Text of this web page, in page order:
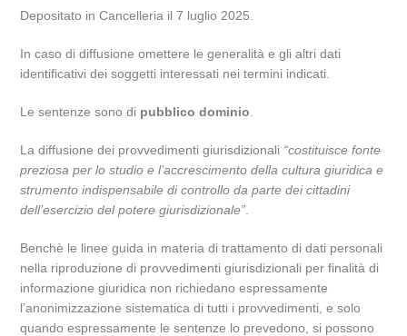
Depositato in Cancelleria il 7 luglio 2025.
In caso di diffusione omettere le generalità e gli altri dati
identificativi dei soggetti interessati nei termini indicati.
Le sentenze sono di pubblico dominio
La diffusione dei provvedimenti giurisdizionali “costituisce fonte
preziosa per lo studio e l’accrescimento della cultura giuridica e
strumento indispensabile di controllo da parte dei cittadini
dell’esercizio del potere giurisdizionale”
Benchè le linee guida in materia di trattamento di dati personali
nella riproduzione di provvedimenti giurisdizionali per finalità di
informazione giuridica non richiedano espressamente
l’anonimizzazione sistematica di tutti i provvedimenti, e solo
quando espressamente le sentenze lo prevedono, si possono